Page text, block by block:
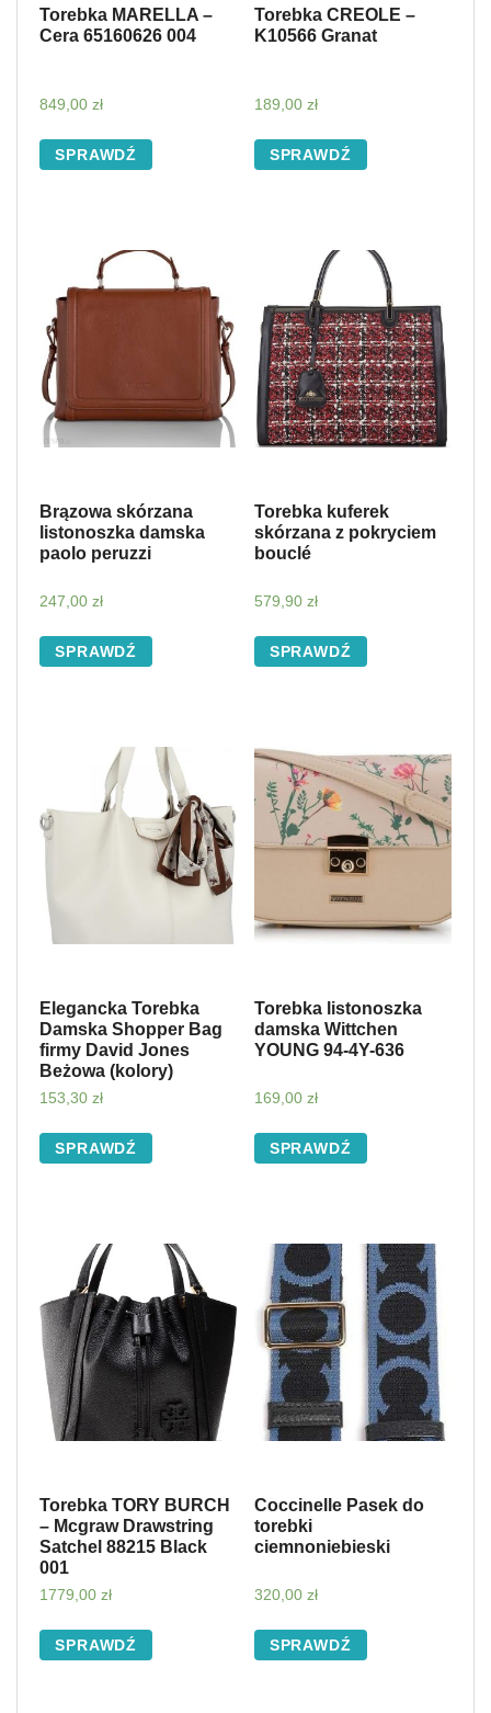
Torebka MARELLA –
Cera 65160626 004
849,00 zł
SPRAWDŹ
Torebka CREOLE –
K10566 Granat
189,00 zł
SPRAWDŹ
Brązowa skórzana
listonoszka damska
paolo peruzzi
247,00 zł
SPRAWDŹ
Torebka kuferek
skórzana z pokryciem
bouclé
579,90 zł
SPRAWDŹ
Elegancka Torebka
Damska Shopper Bag
firmy David Jones
Beżowa (kolory)
153,30 zł
SPRAWDŹ
Torebka listonoszka
damska Wittchen
YOUNG 94-4Y-636
169,00 zł
SPRAWDŹ
Torebka TORY BURCH
– Mcgraw Drawstring
Satchel 88215 Black
001
1779,00 zł
SPRAWDŹ
Coccinelle Pasek do
torebki
ciemnoniebieski
320,00 zł
SPRAWDŹ